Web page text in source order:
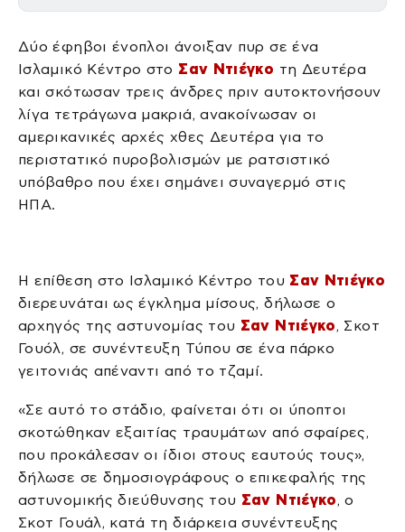
Δύο έφηβοι ένοπλοι άνοιξαν πυρ σε ένα
Ισλαμικό Κέντρο στο Σαν Ντιέγκο τη Δευτέρα
και σκότωσαν τρεις άνδρες πριν αυτοκτονήσουν
λίγα τετράγωνα μακριά, ανακοίνωσαν οι
αμερικανικές αρχές χθες Δευτέρα για το
περιστατικό πυροβολισμών με ρατσιστικό
υπόβαθρο που έχει σημάνει συναγερμό στις
ΗΠΑ.
Η επίθεση στο Ισλαμικό Κέντρο του Σαν Ντιέγκο
διερευνάται ως έγκλημα μίσους, δήλωσε ο
αρχηγός της αστυνομίας του Σαν Ντιέγκο, Σκοτ ​​
Γουόλ, σε συνέντευξη Τύπου σε ένα πάρκο
γειτονιάς απέναντι από το τζαμί.
«Σε αυτό το στάδιο, φαίνεται ότι οι ύποπτοι
σκοτώθηκαν εξαιτίας τραυμάτων από σφαίρες,
που προκάλεσαν οι ίδιοι στους εαυτούς τους»,
δήλωσε σε δημοσιογράφους ο επικεφαλής της
αστυνομικής διεύθυνσης του Σαν Ντιέγκο, ο
Σκοτ Γουάλ, κατά τη διάρκεια συνέντευξης